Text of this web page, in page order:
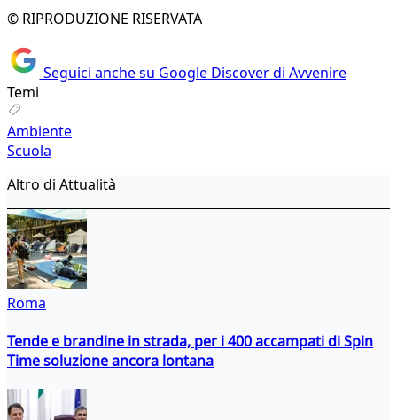
© RIPRODUZIONE RISERVATA
Seguici anche su Google Discover di Avvenire
Temi
Ambiente
Scuola
Altro di Attualità
Roma
Tende e brandine in strada, per i 400 accampati di Spin
Time soluzione ancora lontana